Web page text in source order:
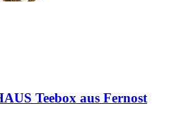
Teebox aus Fernost